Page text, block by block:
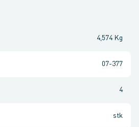
4,574 Kg
07-377
4
stk